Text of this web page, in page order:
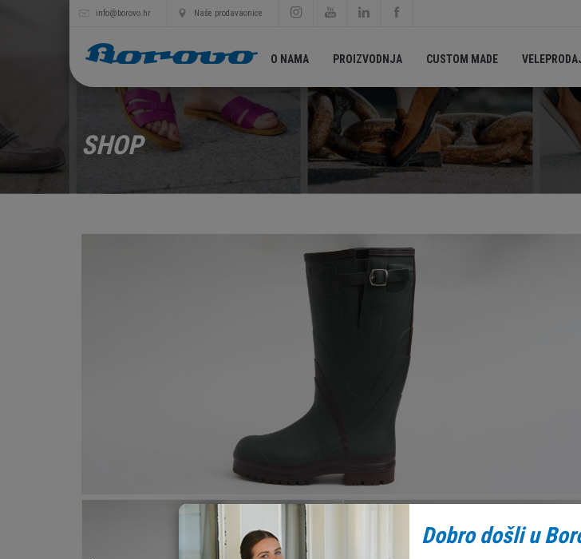
info@borovo.hr Naše prodavaonice
O NAMA PROIZVODNJA CUSTOM MADE
SHOP
Dobro došli u